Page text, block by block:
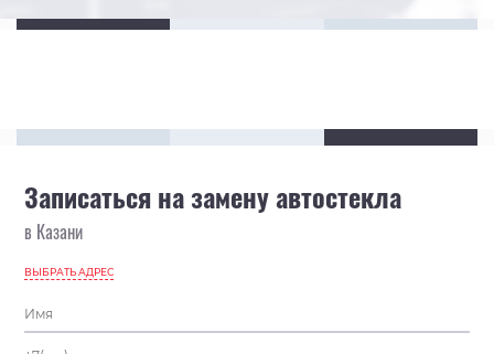
Записаться на замену автостекла
в Казани
ВЫБРАТЬ АДРЕС